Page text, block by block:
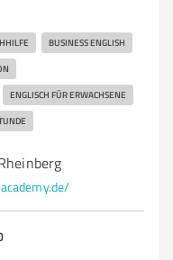
BUSINESS ENGLISH
ENGLISCH FÜR ERWACHSENE